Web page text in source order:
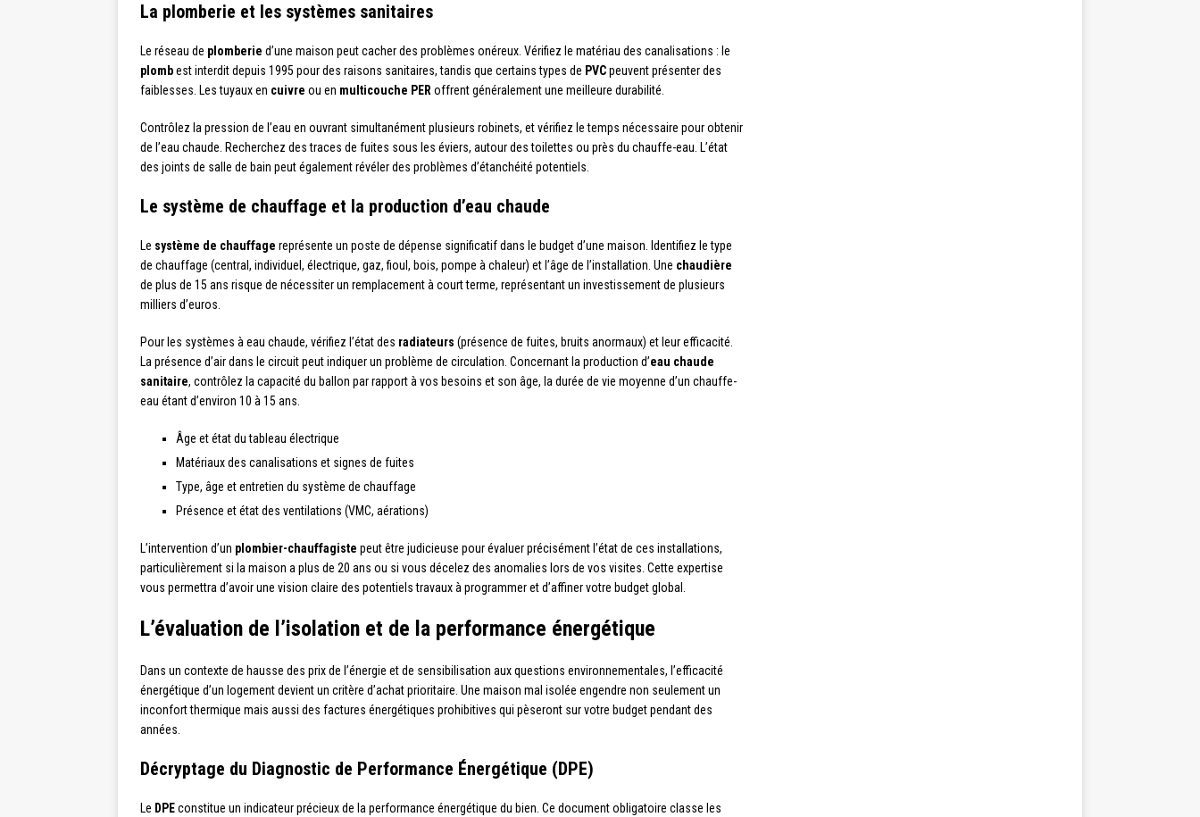
La plomberie et les systèmes sanitaires
Le réseau de plomberie d’une maison peut cacher des problèmes onéreux. Vérifiez le matériau des canalisations : le
plombest interdit depuis 1995 pour des raisons sanitaires, tandis que certains types de PVCpeuvent présenter des
faiblesses. Les tuyaux en cuivre ou en multicouche PER offrent généralement une meilleure durabilité.
Contrôlez la pression de l’eau en ouvrant simultanément plusieurs robinets, et vérifiez le temps nécessaire pour obtenir
de l’eau chaude. Recherchez des traces de fuites sous les éviers, autour des toilettes ou près du chauffe-eau. L’état
des joints de salle de bain peut également révéler des problèmes d’étanchéité potentiels.
Le système de chauffage et la production d’eau chaude
Le système de chauffage représente un poste de dépense significatif dans le budget d’une maison. Identifiez le type
de chauffage (central, individuel, électrique, gaz, fioul, bois, pompe à chaleur) et l’âge de l’installation. Une chaudière
de plus de 15 ans risque de nécessiter un remplacement à court terme, représentant un investissement de plusieurs
milliers d’euros.
Pour les systèmes à eau chaude, vérifiez l’état des radiateurs (présence de fuites, bruits anormaux) et leur efficacité.
La présence d’air dans le circuit peut indiquer un problème de circulation. Concernant la production d’eau chaude
sanitaire, contrôlez la capacité du ballon par rapport à vos besoins et son âge, la durée de vie moyenne d’un chauffe-
eau étant d’environ 10 à 15 ans.
Âge et état du tableau électrique
Matériaux des canalisations et signes de fuites
Type, âge et entretien du système de chauffage
Présence et état des ventilations (VMC, aérations)
L’intervention d’un plombier-chauffagiste peut être judicieuse pour évaluer précisément l’état de ces installations,
particulièrement si la maison a plus de 20 ans ou si vous décelez des anomalies lors de vos visites. Cette expertise
vous permettra d’avoir une vision claire des potentiels travaux à programmer et d’affiner votre budget global.
L’évaluation de l’isolation et de la performance énergétique
Dans un contexte de hausse des prix de l’énergie et de sensibilisation aux questions environnementales, l’efficacité
énergétique d’un logement devient un critère d’achat prioritaire. Une maison mal isolée engendre non seulement un
inconfort thermique mais aussi des factures énergétiques prohibitives qui pèseront sur votre budget pendant des
années.
Décryptage du Diagnostic de Performance Énergétique (DPE)
Le DPEconstitue un indicateur précieux de la performance énergétique du bien. Ce document obligatoire classe les